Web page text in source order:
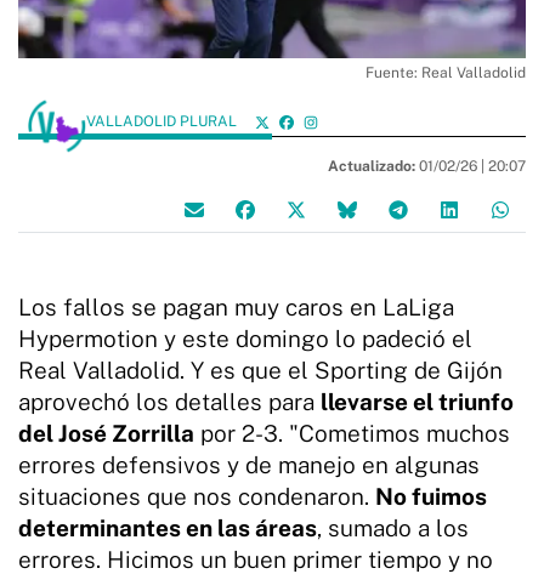
Fuente: Real Valladolid
VALLADOLID PLURAL
Actualizado: 01/02/26 | 20:07
Los fallos se pagan muy caros en LaLiga
Hypermotion y este domingo lo padeció el
Real Valladolid. Y es que el Sporting de Gijón
aprovechó los detalles para llevarse el triunfo
del José Zorrilla por 2-3. "Cometimos muchos
errores defensivos y de manejo en algunas
situaciones que nos condenaron. No fuimos
determinantes en las áreas, sumado a los
errores. Hicimos un buen primer tiempo y no